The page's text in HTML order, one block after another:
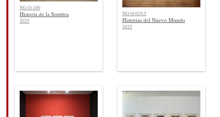
NG-O-100
Historia de la Sombra
2025
NG-O-019.5
Historias del Nuevo Mundo
2025